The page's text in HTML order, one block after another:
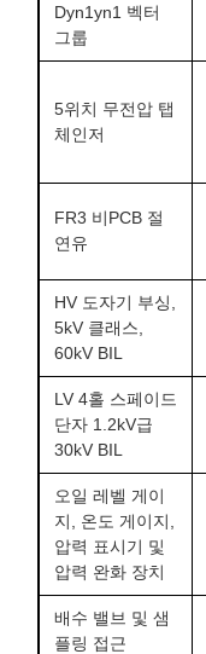
Dyn1yn1 벡터
그룹
5위치 무전압 탭
체인저
FR3 비PCB 절
연유
HV 도자기 부싱,
5kV 클래스,
60kV BIL
LV 4홀 스페이드
단자 1.2kV급
30kV BIL
오일 레벨 게이
지, 온도 게이지,
압력 표시기 및
압력 완화 장치
배수 밸브 및 샘
플링 접근